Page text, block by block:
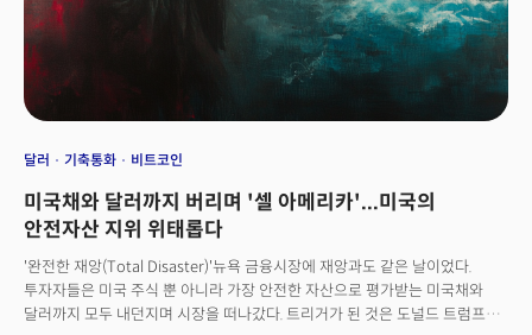
복지삭감의 정치적 부담을 우려했다.이 법안은 광범위한 세금 감면 조치를
비롯해 국경 보안 예산과 복지 개혁, 그리고 핵심 인프라 투자를 아우르는
포괄적인 예산 조정 패키지로 인식된다. 공화당은 이 법안을 통해 미국 경제의
성장을 촉진하여 가계 소득을 늘리고 '블루칼라 붐'을 일으킬 것으로
강조하지만 이번 감세안으로 인해 부유층의 세금 감면은 더 커지는 반면
우려도 제기된다.
달러 기축통화 비트코인
미국채와 달러까지 버리며 '셀 아메리카'...미국의
안전자산 지위 위태롭다
'완전한 재앙(Total Disaster)'뉴욕 금융시장에 재앙과도 같은 날이었다.
투자자들은 미국 주식 뿐 아니라 가장 안전한 자산으로 평가받는 미국채와
달러까지 모두 내던지며 시장을 떠나갔다. 트리거가 된 것은 도널드 트럼프